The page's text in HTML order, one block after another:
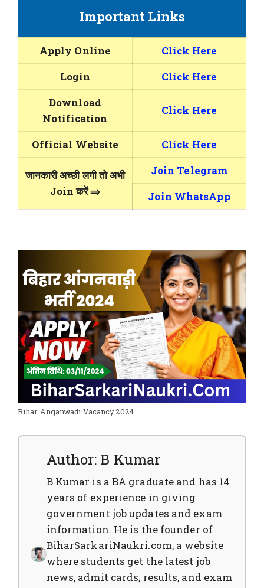
Important Links
Apply Online
Click Here
Login
Click Here
Download
Notification
Click Here
Official Website Click Here
जानकारी अच्छी लगी तो अभी
Join करें ⇒
Join Telegram
Join WhatsApp
Bihar Anganwadi Vacancy 2024
Author: B Kumar
B Kumar is a BA graduate and has 14
years of experience in giving
government job updates and exam
information. He is the founder of
BiharSarkariNaukri.com, a website
where students get the latest job
news, admit cards, results, and exam